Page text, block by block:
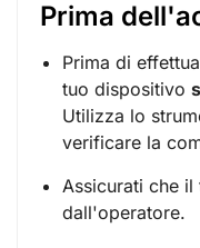
Prima
Prima di
tuo dispositivo
Utilizza lo
verificare la
Assicurati che
dall'operatore.